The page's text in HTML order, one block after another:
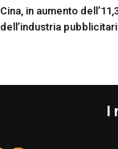
Cina, in aumento
dell’industria
I